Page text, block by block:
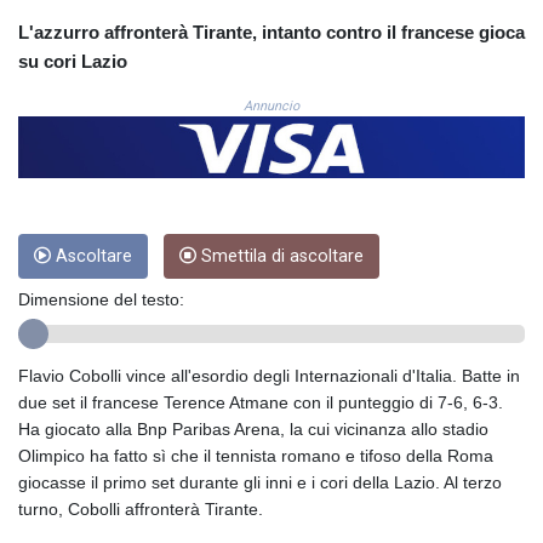
CRC 525.197761
CVE 110.303663
CZK 24.256194
DJF 205.597417
DKK 7.475499
DZD 153.346558
EGP 57.370946
FJD 2.551309
FKP 0.856496
GBP 0.85733
GEL 3.013436
GGP 0.856496
GHS 13.570757
L'azzurro affronterà Tirante, intanto contro il francese gioca
su cori Lazio
Annuncio
Ascoltare Smettila di ascoltare
Dimensione del testo:
Flavio Cobolli vince all'esordio degli Internazionali d'Italia. Batte in
due set il francese Terence Atmane con il punteggio di 7-6, 6-3.
Ha giocato alla Bnp Paribas Arena, la cui vicinanza allo stadio
Olimpico ha fatto sì che il tennista romano e tifoso della Roma
giocasse il primo set durante gli inni e i cori della Lazio. Al terzo
turno, Cobolli affronterà Tirante.